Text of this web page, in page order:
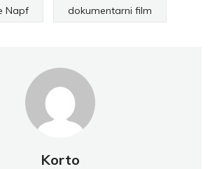
Napf dokumentarni film
Korto